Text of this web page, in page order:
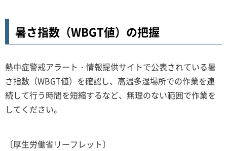
暑さ指数（WBGT値）の把握
熱中症警戒アラート・情報提供サイトで公表されている暑
さ指数（WBGT値）を確認し、高温多湿場所での作業を連
続して行う時間を短縮するなど、無理のない範囲で作業を
してください。
〔厚生労働省リーフレット〕